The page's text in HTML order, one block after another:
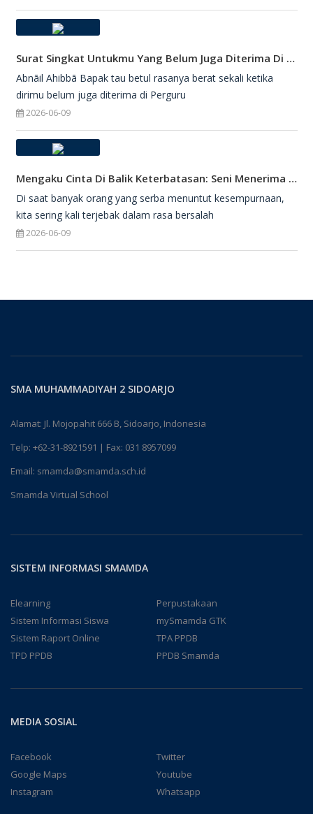
Surat Singkat Untukmu Yang Belum Juga Diterima Di Perguruan Tinggi
Abnāil Ahibbā Bapak tau betul rasanya berat sekali ketika
dirimu belum juga diterima di Perguru
2026-06-09
Mengaku Cinta Di Balik Keterbatasan: Seni Menerima Diri Di Hadapan Ilahi
Di saat banyak orang yang serba menuntut kesempurnaan,
kita sering kali terjebak dalam rasa bersalah
2026-06-09
SMA MUHAMMADIYAH 2 SIDOARJO
Alamat: Jl. Mojopahit 666 B, Sidoarjo, Indonesia
Telp: +62-31-8921591 | Fax: 031 8957099
Email: smamda@smamda.sch.id
Smamda Virtual School
SISTEM INFORMASI SMAMDA
Elearning
Perpustakaan
Sistem Informasi Siswa
mySmamda GTK
Sistem Raport Online
TPA PPDB
TPD PPDB
PPDB Smamda
MEDIA SOSIAL
Facebook
Twitter
Google Maps
Youtube
Instagram
Whatsapp